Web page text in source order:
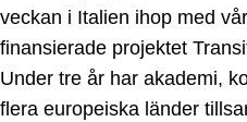
veckan i Italien ihop med
finansierade projektet
Under tre år har akademi,
flera europeiska länder